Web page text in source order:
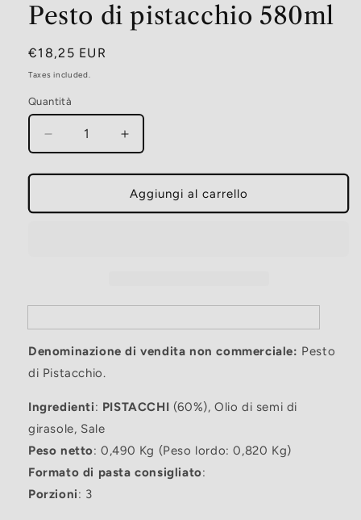
1
in
Pesto di pistacchio 580ml
Regular
price
€18,25 EUR
Taxes included.
Quantità
Decrease
quantity
for
di
Increase
quantity
for
Pesto
di
Aggiungi al carrello
Denominazione di vendita non commerciale: Pesto
di Pistacchio.
Ingredienti: PISTACCHI (60%), Olio di semi di
girasole, Sale
Peso netto: 0,490 Kg (Peso lordo: 0,820 Kg)
Formato di pasta consigliato:
Porzioni: 3